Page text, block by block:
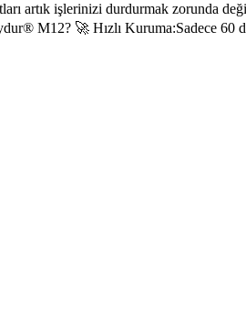
artık işlerinizi durdurmak zorunda
M12? 🚀 Hızlı Kuruma:Sadece 60